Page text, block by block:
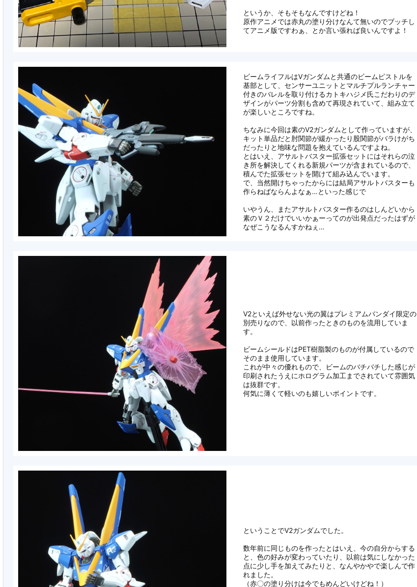
というか、そもそもなんですけどね！
原作アニメでは赤丸の塗り分けなんて無いのでブッチし
てアニメ版ですわぁ、とか言い張れば良いんですよ！
ビームライフルはVガンダムと共通のビームピストルを
基部として、センサーユニットとマルチプルランチャー
付きのバレルを取り付けるカトキハジメ氏こだわりのデ
ザインがパーツ分割も含めて再現されていて、組み立て
が楽しいところですね。
ちなみに今回は素のV2ガンダムとして作っていますが、
キット単品だと肘関節が緩かったり股関節がバラけがち
だったりと地味な問題を抱えているんですよね。
とはいえ、アサルトバスター拡張セットにはそれらの泣
き所を解決してくれる新規パーツが含まれているので、
積んでた拡張セットを開けて組み込んでいます。
で、当然開けちゃったからには結局アサルトバスターも
作らねばならんよなぁ…といった感じで
いやうん、またアサルトバスター作るのはしんどいから
素のＶ２だけでいいかぁーってのが出発点だったはずが
なぜこうなるんすかねぇ…
V2といえば外せない光の翼はプレミアムバンダイ限定の
別売りなので、以前作ったときのものを流用していま
す。
ビームシールドはPET樹脂製のものが付属しているので
そのまま使用しています。
これが中々の優れもので、ビームのバチバチした感じが
印刷されたうえにホログラム加工までされていて雰囲気
は抜群です。
何気に薄くて軽いのも嬉しいポイントです。
ということでV2ガンダムでした。
数年前に同じものを作ったとはいえ、今の自分からする
と、色の好みが変わっていたり、以前は気にしなかった
点に少し手を加えてみたりと、なんやかやで楽しんで作
れました。
（赤〇の塗り分けは今でもめんどいけどね！）